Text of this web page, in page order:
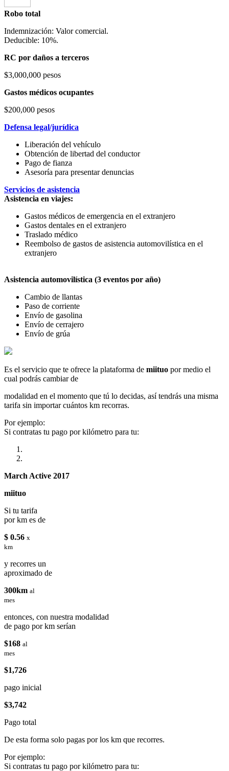
Robo total
Indemnización: Valor comercial.
Deducible: 10%.
RC por daños a terceros
$3,000,000 pesos
Gastos médicos ocupantes
$200,000 pesos
Defensa legal/jurídica
Liberación del vehículo
Obtención de libertad del conductor
Pago de fianza
Asesoría para presentar denuncias
Servicios de asistencia
Asistencia en viajes:
Gastos médicos de emergencia en el extranjero
Gastos dentales en el extranjero
Traslado médico
Reembolso de gastos de asistencia automovilística en el
extranjero
Asistencia automovilística (3 eventos por año)
Cambio de llantas
Paso de corriente
Envío de gasolina
Envío de cerrajero
Envío de grúa
Es el servicio que te ofrece la plataforma de miituo por medio el
cual podrás cambiar de
modalidad en el momento que tú lo decidas, así tendrás una misma
tarifa sin importar cuántos km recorras.
Por ejemplo:
Si contratas tu pago por kilómetro para tu:
March Active 2017
miituo
Si tu tarifa
por km es de
$ 0.56 x
km
y recorres un
aproximado de
300km al
mes
entonces, con nuestra modalidad
de pago por km serían
$168 al
mes
$1,726
pago inicial
$3,742
Pago total
De esta forma solo pagas por los km que recorres.
Por ejemplo:
Si contratas tu pago por kilómetro para tu: